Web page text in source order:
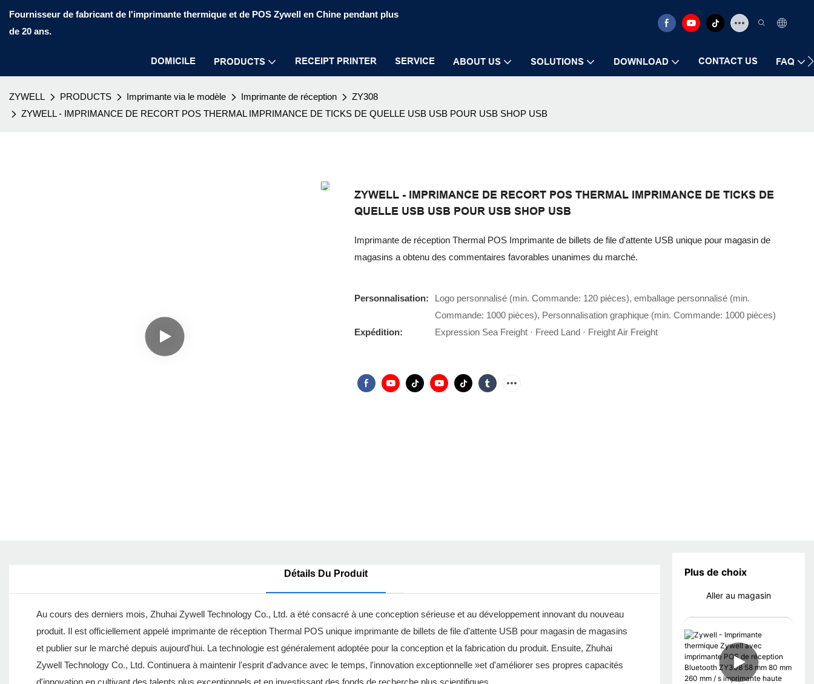
Fournisseur de fabricant de l'imprimante thermique et de POS Zywell en Chine pendant plus
de 20 ans.
DOMICILE PRODUCTS RECEIPT PRINTER SERVICE ABOUT US SOLUTIONS DOWNLOAD CONTACT US FAQ
ZYWELL PRODUCTS Imprimante via le modèle Imprimante de réception
ZY308
ZYWELL - IMPRIMANCE DE RECORT POS THERMAL IMPRIMANCE DE TICKS DE QUELLE USB USB POUR USB SHOP USB
ZYWELL - IMPRIMANCE DE RECORT POS THERMAL IMPRIMANCE DE TICKS DE
QUELLE USB USB POUR USB SHOP USB
Imprimante de réception Thermal POS Imprimante de billets de file d'attente USB unique pour magasin de
magasins a obtenu des commentaires favorables unanimes du marché.
Personnalisation:
Logo personnalisé (min. Commande: 120 pièces), emballage personnalisé (min.
Commande: 1000 pièces), Personnalisation graphique (min. Commande: 1000 pièces)
Expédition:
Expression Sea Freight · Freed Land · Freight Air Freight
Plus de choix
Aller au magasin
Détails Du Produit
Au cours des derniers mois, Zhuhai Zywell Technology Co., Ltd. a été consacré à une conception sérieuse et au développement innovant du nouveau
produit. Il est officiellement appelé imprimante de réception Thermal POS unique imprimante de billets de file d'attente USB pour magasin de magasins
et publier sur le marché depuis aujourd'hui. La technologie est généralement adoptée pour la conception et la fabrication du produit. Ensuite, Zhuhai
Zywell Technology Co., Ltd. Continuera à maintenir l'esprit d'advance avec le temps, l'innovation exceptionnelle »et d'améliorer ses propres capacités